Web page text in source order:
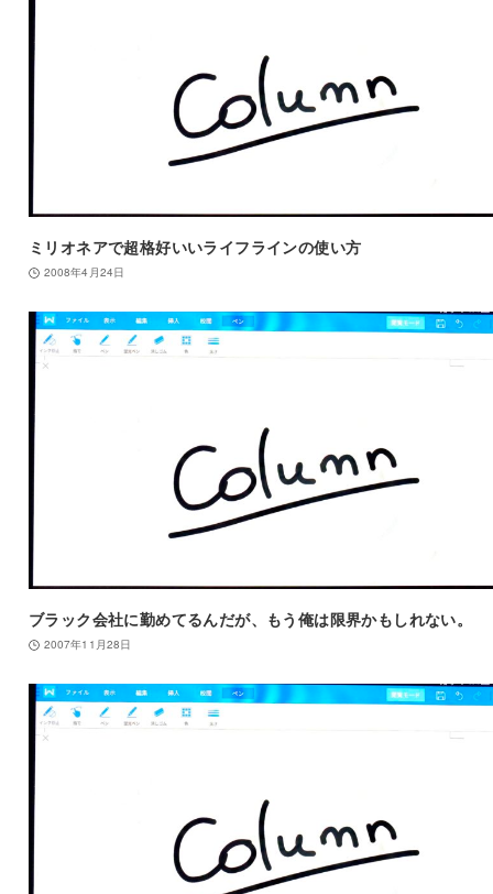
ミリオネアで超格好いいライフラインの使い方
2008年4月24日
ブラック会社に勤めてるんだが、もう俺は限界かもしれない。
2007年11月28日